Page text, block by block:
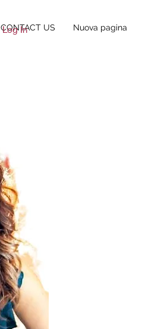
CONTACT US Nuova pagina
Log In